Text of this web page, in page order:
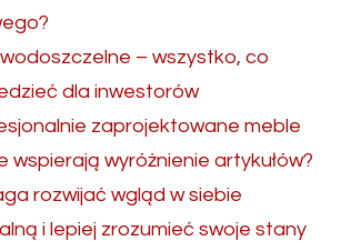
– wszystko, co
dla inwestorów
zaprojektowane meble
wspierają wyróżnienie artykułów?
rozwijać wgląd w siebie
i lepiej zrozumieć swoje stany